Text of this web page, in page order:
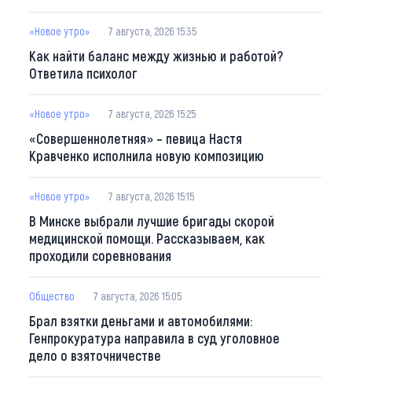
«Новое утро» 7 августа, 2026 15:35
Как найти баланс между жизнью и работой?
Ответила психолог
«Новое утро» 7 августа, 2026 15:25
«Совершеннолетняя» – певица Настя
Кравченко исполнила новую композицию
«Новое утро» 7 августа, 2026 15:15
В Минске выбрали лучшие бригады скорой
медицинской помощи. Рассказываем, как
проходили соревнования
Общество 7 августа, 2026 15:05
Брал взятки деньгами и автомобилями:
Генпрокуратура направила в суд уголовное
дело о взяточничестве